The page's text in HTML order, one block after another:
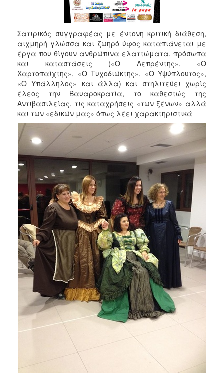
Σατιρικός συγγραφέας με έντονη κριτική διάθεση,
αιχμηρή γλώσσα και ζωηρό ύφος καταπιάνεται με
έργα που θίγουν ανθρώπινα ελαττώματα, πρόσωπα
και καταστάσεις («Ο Λεπρέντης», «Ο
Χαρτοπαίχτης», «Ο Τυχοδιώκτης», «Ο Υψύπλουτος»,
«Ο Υπάλληλος» και άλλα) και στηλιτεύει χωρίς
έλεος την Βαυαροκρατία, το καθεστώς της
Αντιβασιλείας, τις καταχρήσεις «των ξένων» αλλά
και των «εδικών μας» όπως λέει χαρακτηριστικά